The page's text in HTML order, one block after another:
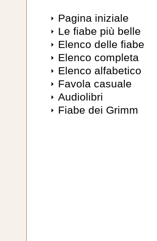
Pagina iniziale
Le fiabe più belle
Elenco delle fiabe
Elenco completa
Elenco alfabetico
Favola casuale
Audiolibri
Fiabe dei Grimm